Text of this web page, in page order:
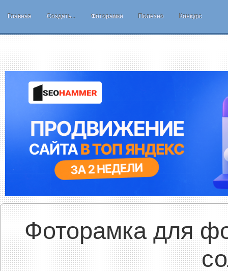
Главная Создать... Фоторамки Полезно Конкурс
Фоторамка для